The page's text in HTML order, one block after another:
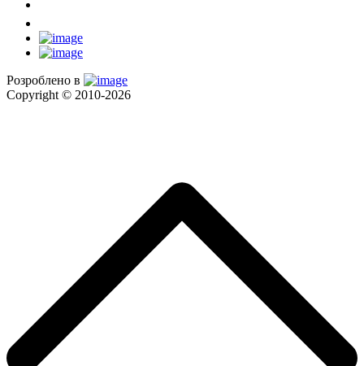
Розроблено в
Copyright © 2010-2026